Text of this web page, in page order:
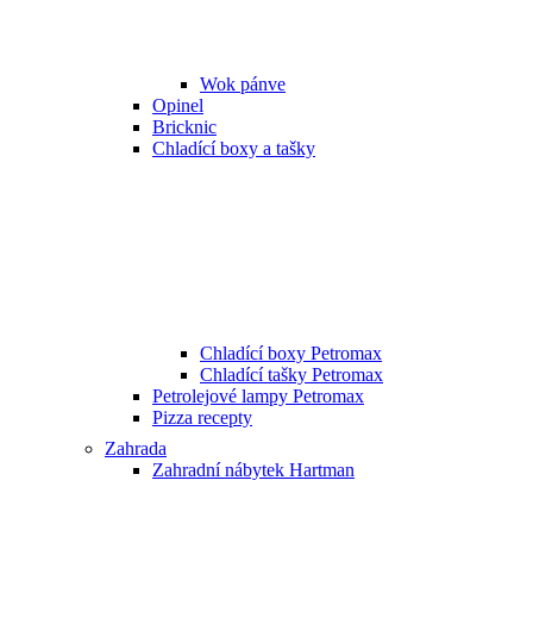
Wok pánve
Opinel
Bricknic
Chladící boxy a tašky
Chladící boxy Petromax
Chladící tašky Petromax
Petrolejové lampy Petromax
Pizza recepty
Zahrada
Zahradní nábytek Hartman